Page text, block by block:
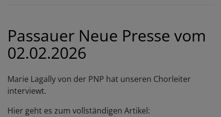
Passauer Neue Presse vom
02.02.2026
Marie Lagally von der PNP hat unseren Chorleiter
interviewt.
Hier geht es zum vollständigen Artikel: